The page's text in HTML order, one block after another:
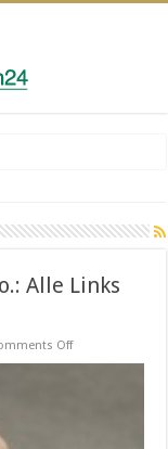
Alle Links
Offon